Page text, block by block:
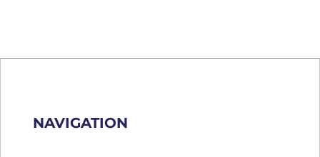
NAVIGATION